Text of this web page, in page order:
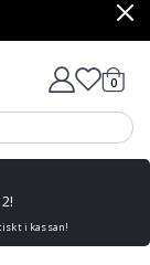
0varer
i kassan!